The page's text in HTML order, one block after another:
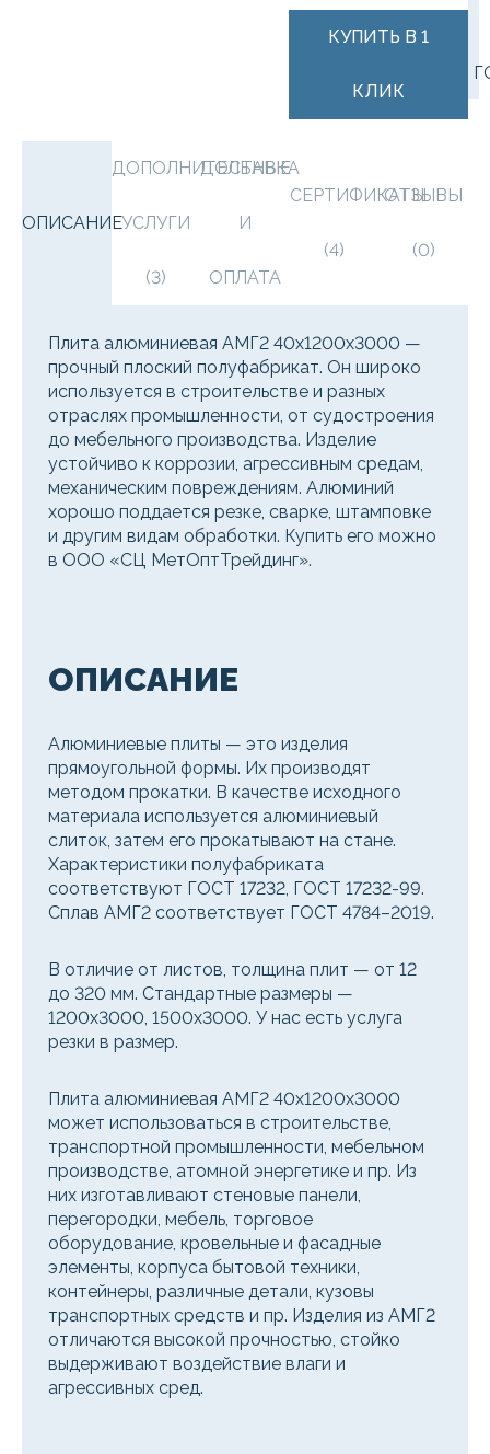
КУПИТЬ В 1
КЛИК
ОПИСАНИЕ
ДОПОЛНИТЕЛЬНЫЕ
УСЛУГИ
(3)
ДОСТАВКА
И
ОПЛАТА
СЕРТИФИКАТЫ
(4)
ОТЗЫВЫ
(0)
Плита алюминиевая АМГ2 40х1200х3000 —
прочный плоский полуфабрикат. Он широко
используется в строительстве и разных
отраслях промышленности, от судостроения
до мебельного производства. Изделие
устойчиво к коррозии, агрессивным средам,
механическим повреждениям. Алюминий
хорошо поддается резке, сварке, штамповке
и другим видам обработки. Купить его можно
в ООО «СЦ МетОптТрейдинг».
ОПИСАНИЕ
Алюминиевые плиты — это изделия
прямоугольной формы. Их производят
методом прокатки. В качестве исходного
материала используется алюминиевый
слиток, затем его прокатывают на стане.
Характеристики полуфабриката
соответствуют ГОСТ 17232, ГОСТ 17232-99.
Сплав АМГ2 соответствует ГОСТ 4784–2019.
В отличие от листов, толщина плит — от 12
до 320 мм. Стандартные размеры —
1200x3000, 1500x3000. У нас есть услуга
резки в размер.
Плита алюминиевая АМГ2 40х1200х3000
может использоваться в строительстве,
транспортной промышленности, мебельном
производстве, атомной энергетике и пр. Из
них изготавливают стеновые панели,
перегородки, мебель, торговое
оборудование, кровельные и фасадные
элементы, корпуса бытовой техники,
контейнеры, различные детали, кузовы
транспортных средств и пр. Изделия из АМГ2
отличаются высокой прочностью, стойко
выдерживают воздействие влаги и
агрессивных сред.